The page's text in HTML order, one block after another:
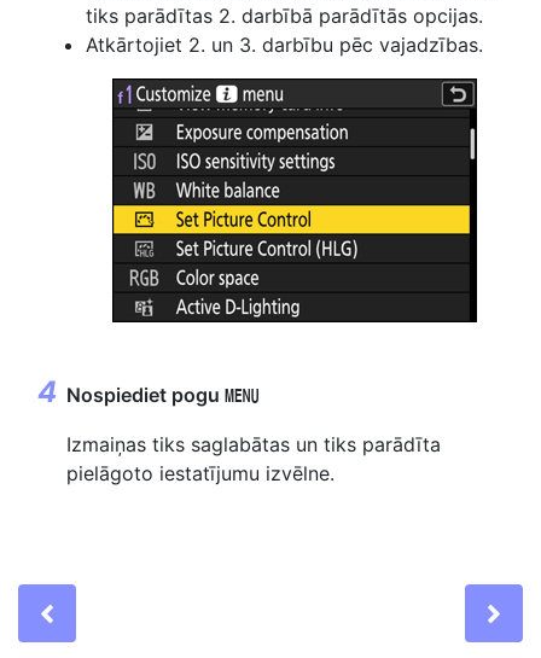
tiks parādītas 2. darbībā parādītās opcijas.
Atkārtojiet 2. un 3. darbību pēc vajadzības.
Nospiediet pogu G
Izmaiņas tiks saglabātas un tiks parādīta
pielāgoto iestatījumu izvēlne.